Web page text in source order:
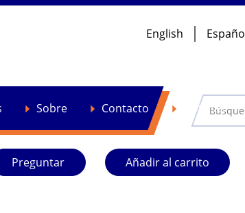
English
Sobre Contacto Noticias
de reciclaje de películas PP/PE
específicamente para la granulación de
Preguntar Añadir al carrito